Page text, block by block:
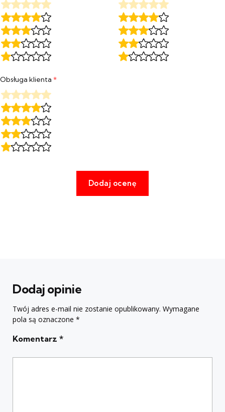
Obsługa klienta *
Dodaj opinie
Twój adres e-mail nie zostanie opublikowany. Wymagane
pola są oznaczone *
Komentarz *